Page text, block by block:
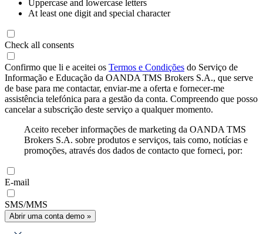
Uppercase and lowercase letters
At least one digit and special character
Check all consents
Confirmo que li e aceitei os Termos e Condições do Serviço de
Informação e Educação da OANDA TMS Brokers S.A., que serve
de base para me contactar, enviar-me a oferta e fornecer-me
assistência telefónica para a gestão da conta. Compreendo que posso
cancelar a subscrição deste serviço a qualquer momento.
Aceito receber informações de marketing da OANDA TMS
Brokers S.A. sobre produtos e serviços, tais como, notícias e
promoções, através dos dados de contacto que forneci, por:
E-mail
SMS/MMS
Abrir uma conta demo »